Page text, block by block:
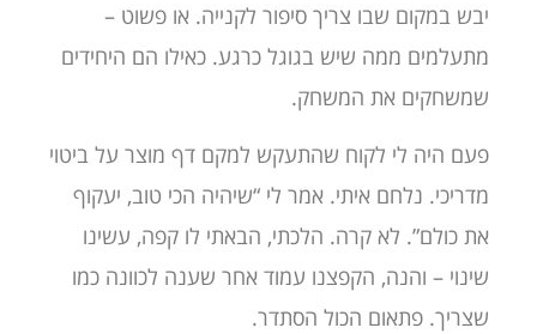
יבש במקום שבו צריך סיפור לקנייה. או פשוט –
מתעלמים ממה שיש בגוגל כרגע. כאילו הם היחידים
שמשחקים את המשחק.
פעם היה לי לקוח שהתעקש למקם דף מוצר על ביטוי
מדריכי. נלחם איתי. אמר לי “שיהיה הכי טוב, יעקוף
את כולם”. לא קרה. הלכתי, הבאתי לו קפה, עשינו
שינוי – והנה, הקפצנו עמוד אחר שענה לכוונה כמו
שצריך. פתאום הכול הסתדר.